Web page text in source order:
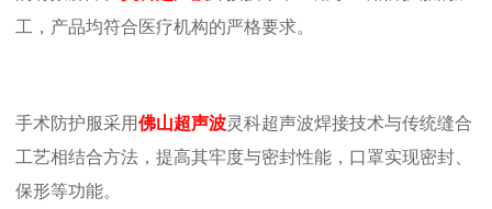
工，产品均符合医疗机构的严格要求。
手术防护服采用佛山超声波灵科超声波焊接技术与传统缝合
工艺相结合方法，提高其牢度与密封性能，口罩实现密封、
保形等功能。